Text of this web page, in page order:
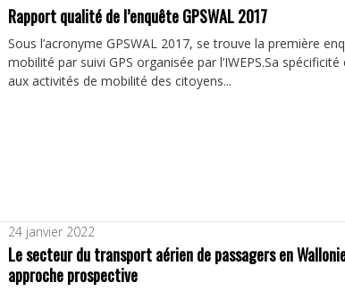
Rapport qualité de l’enquête GPSWAL 2017
Sous l’acronyme GPSWAL 2017, se trouve la première
mobilité par suivi GPS organisée par l’IWEPS.Sa spécificité
aux activités de mobilité des citoyens...
24 janvier 2022
Le secteur du transport aérien de passagers en
approche prospective